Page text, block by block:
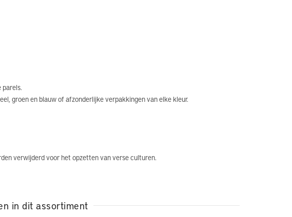
parels.
groen en blauw of afzonderlijke verpakkingen van elke kleur.
verwijderd voor het opzetten van verse culturen.
in dit assortiment